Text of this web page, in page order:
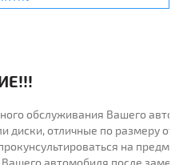
обслуживания Вашего
диски, отличные по размеру от
на предмет
Вашего автомобиля после